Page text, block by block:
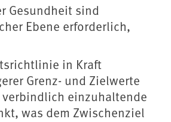
Gesundheit sind
Ebene erforderlich,
in Kraft
Grenz- und Zielwerte
einzuhaltende
was dem Zwischenziel